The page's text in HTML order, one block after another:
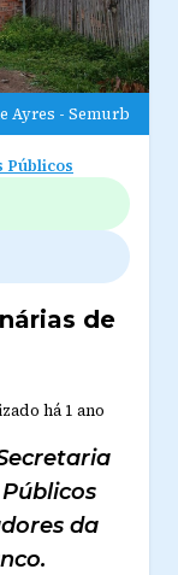
Ayres - Semurb
Públicos
de
há 1 ano
da